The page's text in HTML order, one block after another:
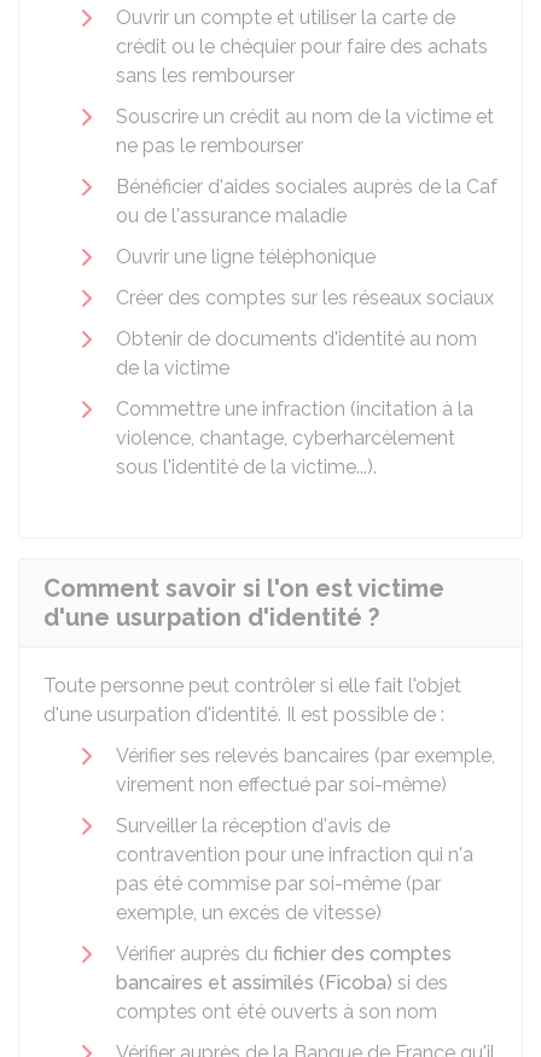
Ouvrir un compte et utiliser la carte de
crédit ou le chéquier pour faire des achats
sans les rembourser
Souscrire un crédit au nom de la victime et
ne pas le rembourser
Bénéficier d'aides sociales auprès de la Caf
ou de l'assurance maladie
Ouvrir une ligne téléphonique
Créer des comptes sur les réseaux sociaux
Obtenir de documents d'identité au nom
de la victime
Commettre une infraction (incitation à la
violence, chantage, cyberharcèlement
sous l'identité de la victime...).
Comment savoir si l'on est victime
d'une usurpation d'identité ?
Toute personne peut contrôler si elle fait l'objet
d'une usurpation d'identité. Il est possible de :
Vérifier ses relevés bancaires (par exemple,
virement non effectué par soi-même)
Surveiller la réception d'avis de
contravention pour une infraction qui n'a
pas été commise par soi-même (par
exemple, un excès de vitesse)
Vérifier auprès du fichier des comptes
bancaires et assimilés (Ficoba) si des
comptes ont été ouverts à son nom